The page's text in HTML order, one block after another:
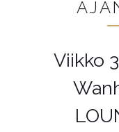
Viikko